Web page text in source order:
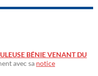
BÉNIE VENANT DU
avec sa notice